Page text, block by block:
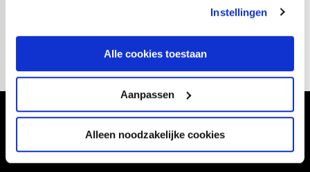
Instellingen
Alle cookies toestaan
Aanpassen
Alleen noodzakelijke cookies
wedstrijd voorbij in het schakelprogramma Voetbal op
Volg ons ook via